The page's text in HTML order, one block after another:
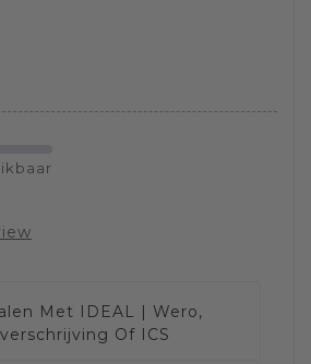
Met IDEAL | Wero,
Of ICS